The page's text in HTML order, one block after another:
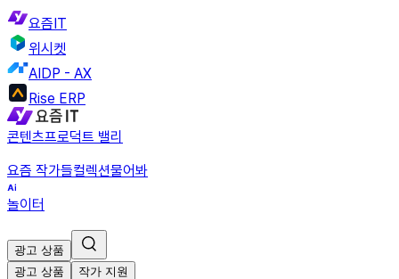
요즘IT
위시켓
AIDP - AX
Rise ERP
콘텐츠프로덕트 밸리
요즘 작가들컬렉션물어봐
놀이터
광고 상품
광고 상품
작가 지원